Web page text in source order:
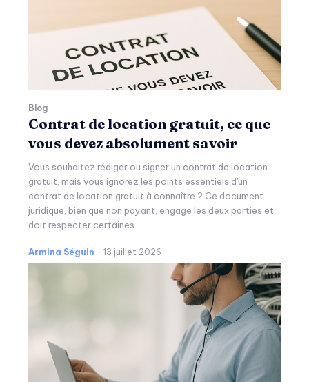
Blog
Contrat de location gratuit, ce que
vous devez absolument savoir
Vous souhaitez rédiger ou signer un contrat de location
gratuit, mais vous ignorez les points essentiels d'un
contrat de location gratuit à connaître ? Ce document
juridique, bien que non payant, engage les deux parties et
doit respecter certaines...
Armina Séguin - 13 juillet 2026